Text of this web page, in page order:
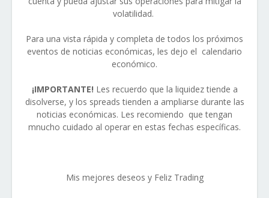
volatilidad.
Para una vista rápida y completa de todos los próximos
eventos de noticias económicas, les dejo el calendario
económico.
¡IMPORTANTE! Les recuerdo que la liquidez tiende a
disolverse, y los spreads tienden a ampliarse durante las
noticias económicas. Les recomiendo que tengan
mnucho cuidado al operar en estas fechas específicas.
Mis mejores deseos y Feliz Trading